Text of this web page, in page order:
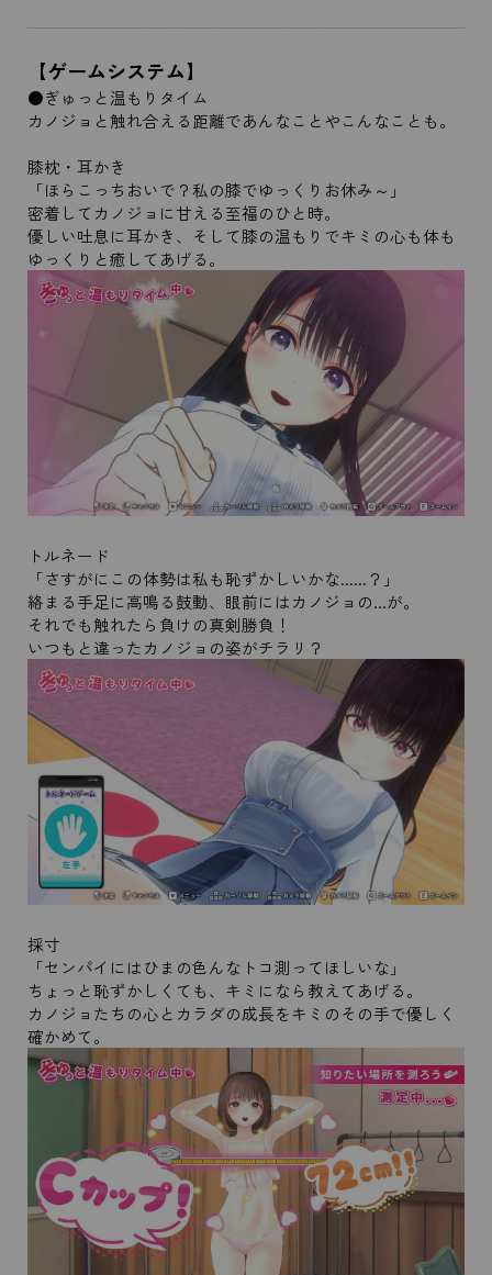
【ゲームシステム】
●ぎゅっと温もりタイム
カノジョと触れ合える距離であんなことやこんなことも。
膝枕・耳かき
「ほらこっちおいで？私の膝でゆっくりお休み～」
密着してカノジョに甘える至福のひと時。
優しい吐息に耳かき、そして膝の温もりでキミの心も体も
ゆっくりと癒してあげる。
トルネード
「さすがにこの体勢は私も恥ずかしいかな......？」
絡まる手足に高鳴る鼓動、眼前にはカノジョの...が。
それでも触れたら負けの真剣勝負！
いつもと違ったカノジョの姿がチラリ？
採寸
「センパイにはひまの色んなトコ測ってほしいな」
ちょっと恥ずかしくても、キミになら教えてあげる。
カノジョたちの心とカラダの成長をキミのその手で優しく
確かめて。